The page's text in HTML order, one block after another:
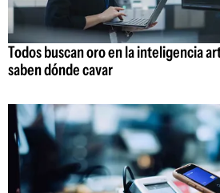
Todos buscan oro en la inteligencia
saben dónde cavar